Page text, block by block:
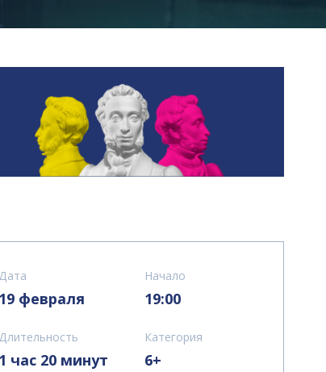
Дата
19 февраля
Начало
19:00
Длительность
1 час 20 минут
Категория
6+